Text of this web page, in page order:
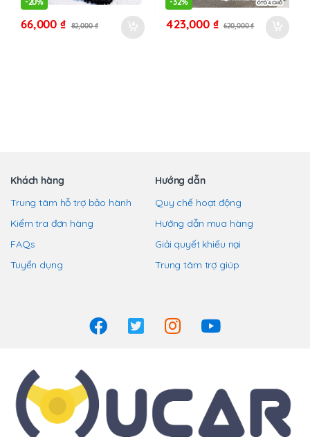
66,000₫ 82,000₫ 423,000 ₫ 620,000₫
Khách hàng
Trung tâm hỗ trợ bảo hành
Kiểm tra đơn hàng
FAQs
Tuyển dụng
Hướng dẫn
Quy chế hoạt động
Hướng dẫn mua hàng
Giải quyết khiếu nại
Trung tâm trợ giúp